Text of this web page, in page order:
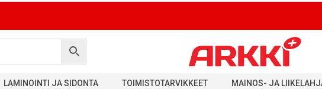
LAMINOINTI JA SIDONTA TOIMISTOTARVIKKEET MAINOS- JA